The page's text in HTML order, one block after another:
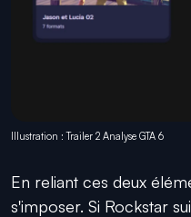
Illustration : Trailer 2 Analyse GTA 6
En reliant ces deux
s'imposer. Si Rockstar